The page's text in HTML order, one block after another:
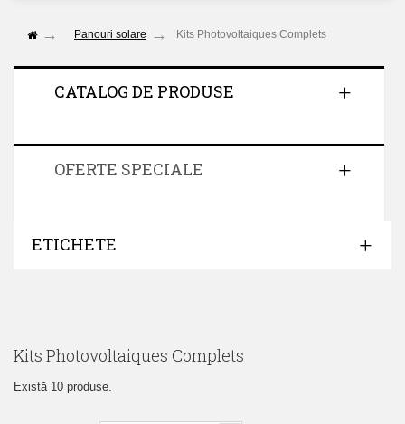
Panouri solare Kits Photovoltaiques Complets
CATALOG DE PRODUSE
OFERTE SPECIALE
ETICHETE
Kits Photovoltaiques Complets
Există 10 produse.